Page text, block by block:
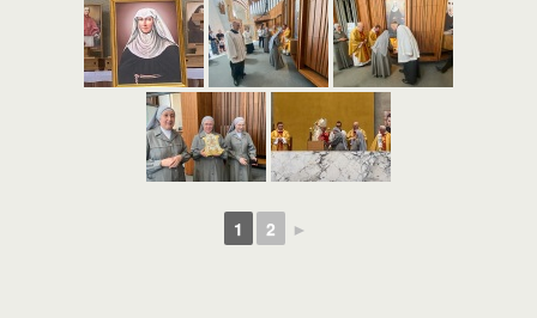
1 2 ►